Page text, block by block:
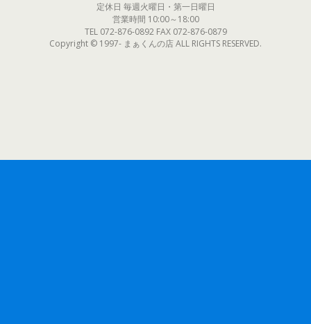
定休日 毎週火曜日・第一日曜日
営業時間 10:00～18:00
TEL 072-876-0892 FAX 072-876-0879
Copyright © 1997- まぁくんの店 ALL RIGHTS RESERVED.